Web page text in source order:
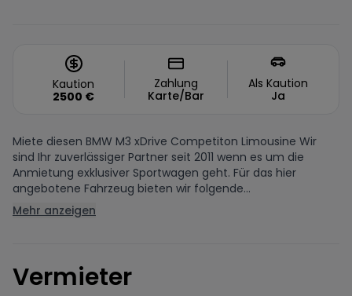
Kaution
2500 €
Zahlung
Karte/Bar
Als Kaution
Ja
Miete diesen BMW M3 xDrive Competiton Limousine Wir
sind Ihr zuverlässiger Partner seit 2011 wenn es um die
Anmietung exklusiver Sportwagen geht. Für das hier
angebotene Fahrzeug bieten wir folgende...
Mehr anzeigen
Vermieter